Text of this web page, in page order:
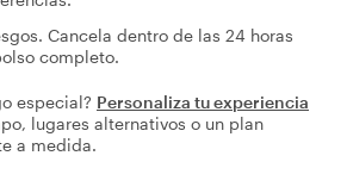
Cancela dentro de las 24 horas
completo.
especial? Personaliza tu experiencia
lugares alternativos o un plan
a medida.